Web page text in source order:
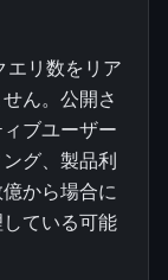
エリ数をリア
ん。公開さ
ブユーザー
グ、製品利
から場合に
ている可能